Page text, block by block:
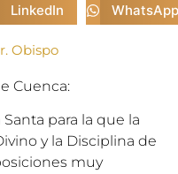
LinkedIn WhatsApp
Obispo
Cuenca:
para la que la
y la Disciplina de
muy